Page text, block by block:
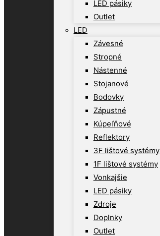
LED pásiky
Outlet
LED
Závesné
Stropné
Nástenné
Stojanové
Bodovky
Zápustné
Kúpeľňové
Reflektory
3F lištové systémy
1F lištové systémy
Vonkajšie
LED pásiky
Zdroje
Doplnky
Outlet